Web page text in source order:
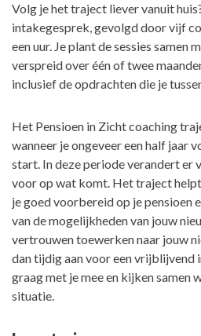
Volg je het traject liever vanuit
intakegesprek, gevolgd door vijf
een uur. Je plant de sessies samen
verspreid over één of twee
inclusief de opdrachten die je
Het Pensioen in Zicht coaching
wanneer je ongeveer een half jaar
start. In deze periode verandert er
voor op wat komt. Het traject
je goed voorbereid op je pensioen
van de mogelijkheden van jouw
vertrouwen toewerken naar jouw
dan tijdig aan voor een vrijblijvend
graag met je mee en kijken samen
situatie.